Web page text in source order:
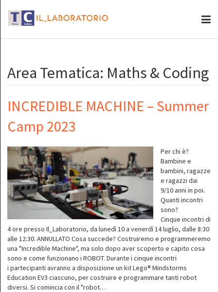
Area Tematica: Maths & Coding
INCREDIBLE MACHINE – Summer
Camp 2023
Per chi è?
Bambine e
bambini, ragazze
e ragazzi dai
9/10 anni in poi.
Quanti incontri
sono?
Cinque incontri di
4 ore presso Il_Laboratorio, da lunedì 10 a venerdì 14 luglio, dalle 8:30
alle 12:30. ANNULLATO Cosa succede? Costruiremo e programmeremo
una "Incredible Machine", ma solo dopo aver scoperto e capito cosa
sono e come funzionano i ROBOT. Durante i cinque incontri
i partecipanti avranno a disposizione un kit Lego® Mindstorms
Education EV3 ciascuno, per costruire e programmare tanti robot
diversi. Si comincia con il "robot…